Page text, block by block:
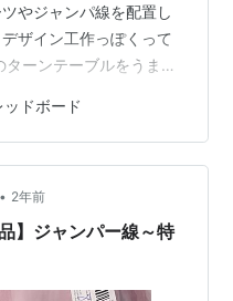
やジャンパ線を配置し
ザイン工作っぽくって
ーンテーブルをうまく
が、現状これくらいの
ので…… 現在安価に出回
48は、１回転／
度と15度ずつ回すよう
まり都合が良くないの
ッドボード
• 2年前
】ジャンパー線～特